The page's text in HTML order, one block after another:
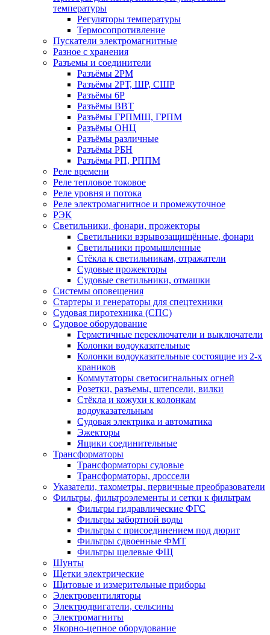
температуры
Регуляторы температуры
Термосопротивление
Пускатели электромагнитные
Разное с хранения
Разъемы и соединители
Разъёмы 2РМ
Разъёмы 2РТ, ШР, СШР
Разъёмы 6Р
Разъёмы ВВТ
Разъёмы ГРПМШ, ГРПМ
Разъёмы ОНЦ
Разъёмы различные
Разъёмы РБН
Разъёмы РП, РППМ
Реле времени
Реле тепловое токовое
Реле уровня и потока
Реле электромагнитное и промежуточное
РЭК
Светильники, фонари, прожекторы
Светильники взрывозащищённые, фонари
Светильники промышленные
Стёкла к светильникам, отражатели
Судовые прожекторы
Судовые светильники, отмашки
Системы оповещения
Стартеры и генераторы для спецтехники
Судовая пиротехника (СПС)
Судовое оборудование
Герметичные переключатели и выключатели
Колонки водоуказательные
Колонки водоуказательные состоящие из 2-х
краников
Коммутаторы светосигнальных огней
Розетки, разъемы, штепсели, вилки
Стёкла и кожухи к колонкам
водоуказательным
Судовая электрика и автоматика
Эжекторы
Ящики соединительные
Трансформаторы
Трансформаторы судовые
Трансформаторы, дроссели
Указатели, тахометры, первичные преобразователи
Фильтры, фильтроэлементы и сетки к фильтрам
Фильтры гидравлические ФГС
Фильтры забортной воды
Фильтры с присоединением под дюрит
Фильтры сдвоенные ФМТ
Фильтры щелевые ФЩ
Шунты
Щетки электрические
Щитовые и измерительные приборы
Электровентиляторы
Электродвигатели, сельсины
Электромагниты
Якорно-цепное оборудование